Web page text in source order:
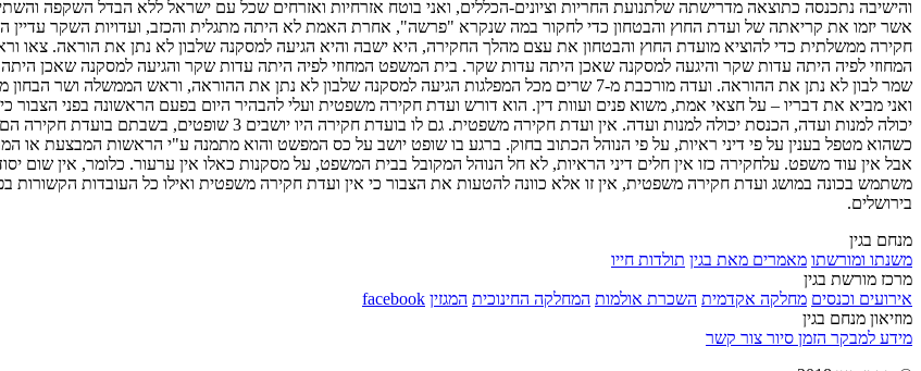
והישיבה נתכנסה כתוצאה מדרישתה שלתנועת החריות וציונים-הכללים, ואני בוטח אזרחיות ואזרחים שכל עם ישראל ללא הבדל השקפה
אשר יזמו את קריאתה של ועדת החוץ והבטחון כדי לחקור במה שנקרא "פרשה", אחרת האמת לא היתה מתגלית והכזב, ועדויות השקר עדיין
חקירה ממשלתית כדי להוציא מועדת החוץ והבטחון את עצם מהלך החקירה, היא ישבה והיא הגיעה למסקנה שלבון לא נתן את הוראה. צאו
המחוזי לפיה היתה עדות שקר והיגעה למסקנה שאכן היתה עדות שקר. בית המשפט המחוזי לפיה היתה עדות שקר והגיעה למסקנה שאכן
שמר לבון לא נתן את ההוראה. ועדה מורכבת מ-7 שרים מכל המפלגות הגיעה למסקנה שלבון לא נתן את ההוראה, וראש
ואני מביא את דבריו – על חצאי אמת, משוא פנים ועוות דין. הוא דורש ועדת חקירה משפטית ועלי להבהיר היום בפעם הראשונה בפני
יכולה למנות ועדה, הכנסת יכולה למנות ועדה. אין ועדת
כשהוא מטפל בענין על פי דיני ראיות, על פי הנוהל הכתוב בחוק. ברגע בו שופט יושב על כס המפשט והוא מתמנה ע"י הראשות המבצעת או
אבל אין עוד משפט. עלחקירה כזו אין חלים דיני הראיות, לא חל הנוהל המקובל בבית המשפט, על מסקנות כאלו אין ערעור. כלומר, אין
משתמש בכונה במושג ועדת חקירה משפטית, אין זו אלא כוונה להטעות את הצבור כי אין ועדת חקירה משפטית ואילו כל העובדות הקשורות
בירושלים.
מנחם בגין
משנתו ומורשתו מאמרים מאת בגין תולדות חייו
מרכז מורשת בגין
אירועים וכנסים מחלקה אקדמית השכרת אולמות המחלקה החינוכית המגזין facebook
מוזיאון מנחם בגין
מידע למבקר הזמן סיור צור קשר